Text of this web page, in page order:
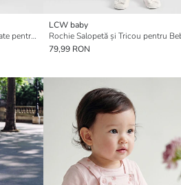
Salopetă cu bretele și tricou brodate pentru fetițe
LCW baby
Rochie Salopetă și Tricou pentru
79,99 RON